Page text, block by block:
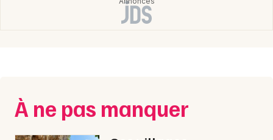
Expos
Sorties & loisirs
À ne pas manquer